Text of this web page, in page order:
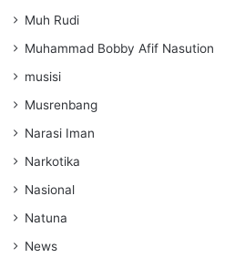
Muh Rudi
Muhammad Bobby Afif Nasution
musisi
Musrenbang
Narasi Iman
Narkotika
Nasional
Natuna
News